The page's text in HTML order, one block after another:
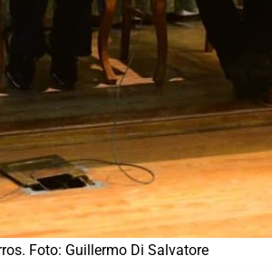
Foto: Guillermo Di Salvatore